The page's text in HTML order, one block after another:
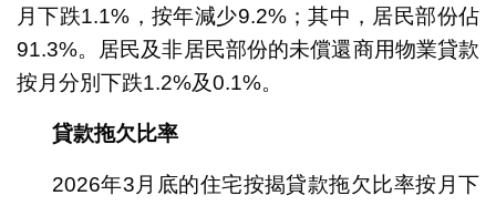
月下跌1.1%，按年減少9.2%；其中，居民部份佔
91.3%。居民及非居民部份的未償還商用物業貸款
按月分別下跌1.2%及0.1%。
貸款拖欠比率
2026年3月底的住宅按揭貸款拖欠比率按月下